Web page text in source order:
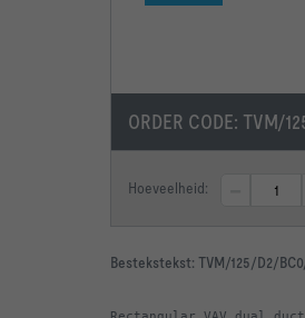
ORDER CODE: TVM/
Hoeveelheid:
Bestekstekst: TVM/125/D2/